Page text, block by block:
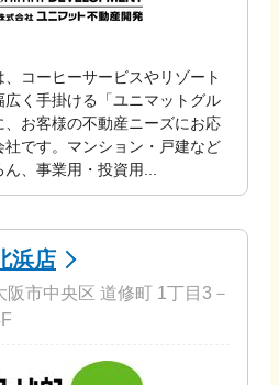
コーヒーサービスやリゾート
く手掛ける「ユニマットグル
お客様の不動産ニーズにお応
社です。マンション・戸建など
、事業用・投資用...
浜店
市中央区 道修町 1丁目3－